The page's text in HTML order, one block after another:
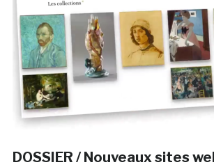
DOSSIER / Nouveaux sites